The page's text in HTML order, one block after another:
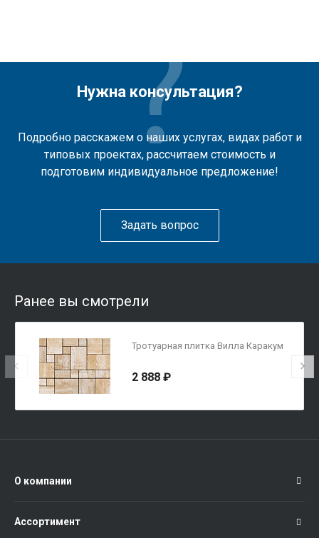
Нужна консультация?
Подробно расскажем о наших услугах, видах работ и
типовых проектах, рассчитаем стоимость и
подготовим индивидуальное предложение!
Задать вопрос
Ранее вы смотрели
Тротуарная плитка Вилла Каракум
2 888 ₽
О компании
Ассортимент